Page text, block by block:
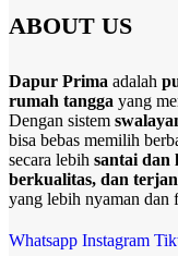
ABOUT US
Dapur Prima adalah
rumah tangga yang
Dengan sistem
bisa bebas memilih
secara lebih santai dan
berkualitas, dan
yang lebih nyaman dan
Whatsapp Instagram